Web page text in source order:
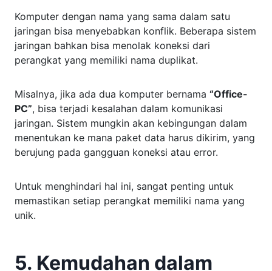
Komputer dengan nama yang sama dalam satu
jaringan bisa menyebabkan konflik. Beberapa sistem
jaringan bahkan bisa menolak koneksi dari
perangkat yang memiliki nama duplikat.
Misalnya, jika ada dua komputer bernama “Office-
PC”, bisa terjadi kesalahan dalam komunikasi
jaringan. Sistem mungkin akan kebingungan dalam
menentukan ke mana paket data harus dikirim, yang
berujung pada gangguan koneksi atau error.
Untuk menghindari hal ini, sangat penting untuk
memastikan setiap perangkat memiliki nama yang
unik.
5. Kemudahan dalam